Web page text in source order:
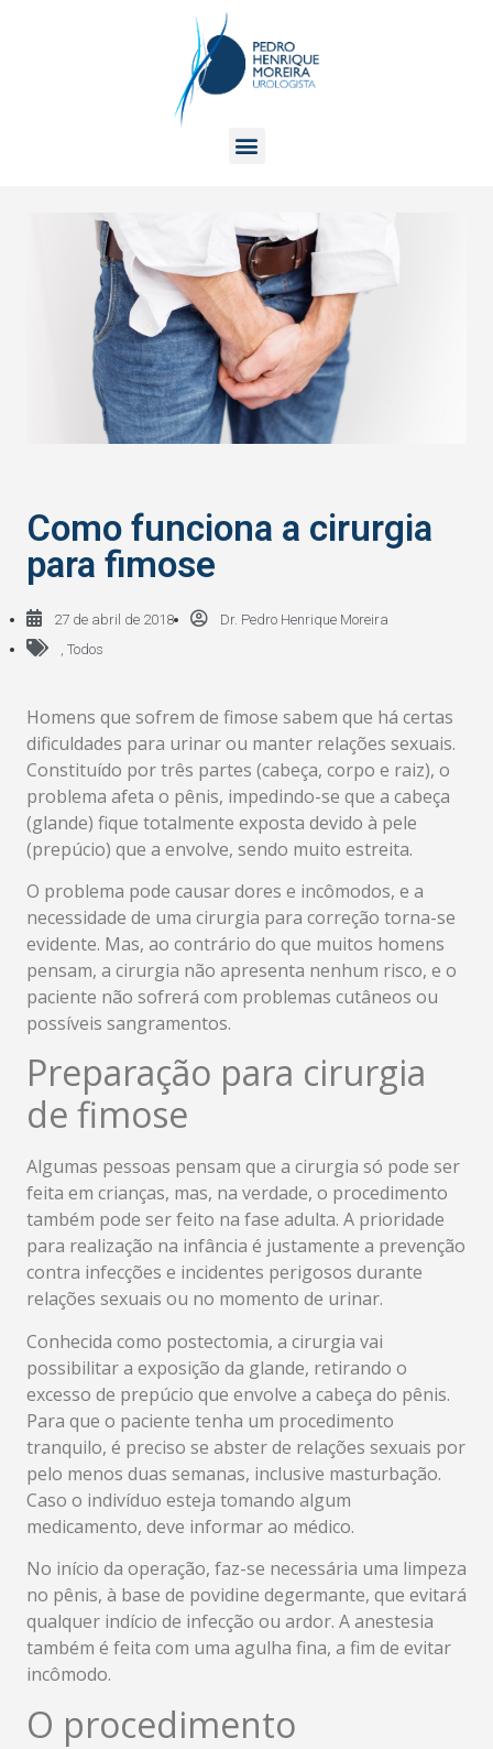
Como funciona a cirurgia
para fimose
27 de abril de 2018
Dr. Pedro Henrique Moreira
Todos
Homens que sofrem de fimose sabem que há certas
dificuldades para urinar ou manter relações sexuais.
Constituído por três partes (cabeça, corpo e raiz), o
problema afeta o pênis, impedindo-se que a cabeça
(glande) fique totalmente exposta devido à pele
(prepúcio) que a envolve, sendo muito estreita.
O problema pode causar dores e incômodos, e a
necessidade de uma cirurgia para correção torna-se
evidente. Mas, ao contrário do que muitos homens
pensam, a cirurgia não apresenta nenhum risco, e o
paciente não sofrerá com problemas cutâneos ou
possíveis sangramentos.
Preparação para cirurgia
de fimose
Algumas pessoas pensam que a cirurgia só pode ser
feita em crianças, mas, na verdade, o procedimento
também pode ser feito na fase adulta. A prioridade
para realização na infância é justamente a prevenção
contra infecções e incidentes perigosos durante
relações sexuais ou no momento de urinar.
Conhecida como postectomia, a cirurgia vai
possibilitar a exposição da glande, retirando o
excesso de prepúcio que envolve a cabeça do pênis.
Para que o paciente tenha um procedimento
tranquilo, é preciso se abster de relações sexuais por
pelo menos duas semanas, inclusive masturbação.
Caso o indivíduo esteja tomando algum
medicamento, deve informar ao médico.
No início da operação, faz-se necessária uma limpeza
no pênis, à base de povidine degermante, que evitará
qualquer indício de infecção ou ardor. A anestesia
também é feita com uma agulha fina, a fim de evitar
incômodo.
O procedimento